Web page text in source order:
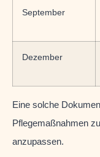
September
Dezember
Eine solche
Pflegemaßnahmen
anzupassen.